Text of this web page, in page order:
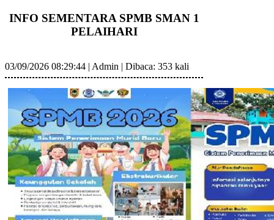
INFO SEMENTARA SPMB SMAN 1
PELAIHARI
03/09/2026 08:29:44 | Admin | Dibaca: 353 kali